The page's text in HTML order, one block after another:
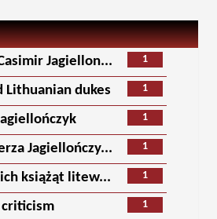
1
Jagiellon...
1
Lithuanian dukes
1
1
Jagiellończy...
1
książąt litew...
1